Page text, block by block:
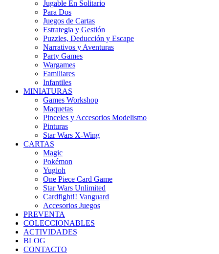
Jugable En Solitario
Para Dos
Juegos de Cartas
Estrategia y Gestión
Puzzles, Deducción y Escape
Narrativos y Aventuras
Party Games
Wargames
Familiares
Infantiles
MINIATURAS
Games Workshop
Maquetas
Pinceles y Accesorios Modelismo
Pinturas
Star Wars X-Wing
CARTAS
Magic
Pokémon
Yugioh
One Piece Card Game
Star Wars Unlimited
Cardfight!! Vanguard
Accesorios Juegos
PREVENTA
COLECCIONABLES
ACTIVIDADES
BLOG
CONTACTO